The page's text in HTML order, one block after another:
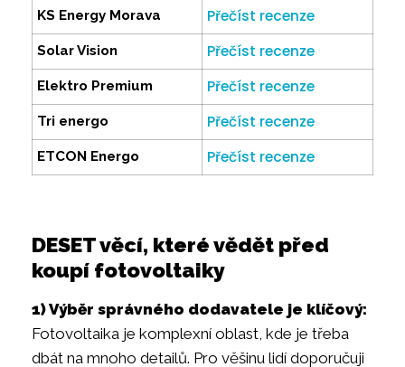
KS Energy Morava Přečíst recenze
Solar Vision Přečíst recenze
Elektro Premium Přečíst recenze
Tri energo Přečíst recenze
ETCON Energo Přečíst recenze
DESET věcí, které vědět před
koupí fotovoltaiky
1) Výběr správného dodavatele je klíčový:
Fotovoltaika je komplexní oblast, kde je třeba
dbát na mnoho detailů. Pro věšinu lidí doporučuji